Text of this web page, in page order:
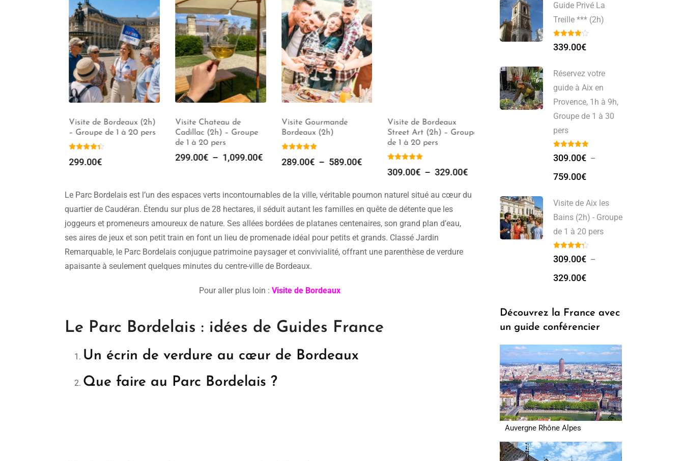
Visite de Bordeaux (2h)
– Groupe de 1 à 20 pers
299.00€
Visite Chateau de
Cadillac (2h) – Groupe
de 1 à 20 pers
299.00€–1,099.00€
Visite Gourmande
Bordeaux (2h)
289.00€–589.00€
Visite de Bordeaux
Street Art (2h) – Groupe
de 1 à 20 pers
309.00€– 329.00€
Guide Privé Bordeaux ***
Le Parc Bordelais est l’un des espaces verts incontournables de la ville, véritable poumon naturel situé au cœur du
quartier de Caudéran. Étendu sur plus de 28 hectares, il séduit autant les familles en quête de détente que les
joggeurs et promeneurs amoureux de nature. Ses allées bordées de platanes centenaires, son grand plan d’eau,
ses aires de jeux et son petit train en font un lieu de promenade idéal pour petits et grands. Classé Jardin
Remarquable, le Parc Bordelais conjugue patrimoine paysager et convivialité, offrant une parenthèse de verdure
apaisante à seulement quelques minutes du centre-ville de Bordeaux.
Pour aller plus loin : Visite de Bordeaux
Le Parc Bordelais : idées de Guides France
Un écrin de verdure au cœur de Bordeaux
Que faire au Parc Bordelais ?
Guide Privé La
Treille *** (2h)
339.00€
Réservez votre
guide à Aix en
Provence, 1h à 9h,
Groupe de 1 à 30
pers
309.00€ –
759.00€
Visite de Aix les
Bains (2h) - Groupe
de 1 à 20 pers
309.00€ –
329.00€
Découvrez la France avec
un guide conférencier
Auvergne Rhône Alpes